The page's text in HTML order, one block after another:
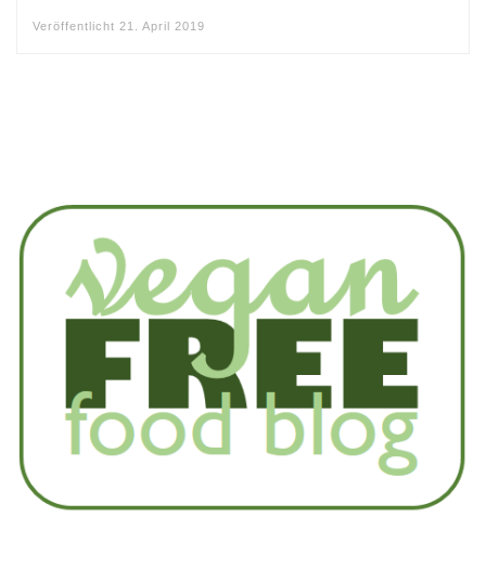
Veröffentlicht 21. April 2019